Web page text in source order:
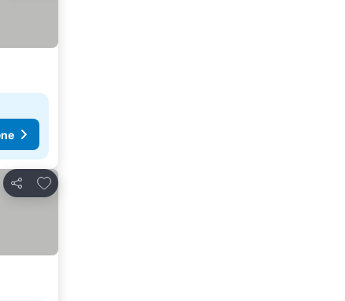
Deli
Dodati u favorite